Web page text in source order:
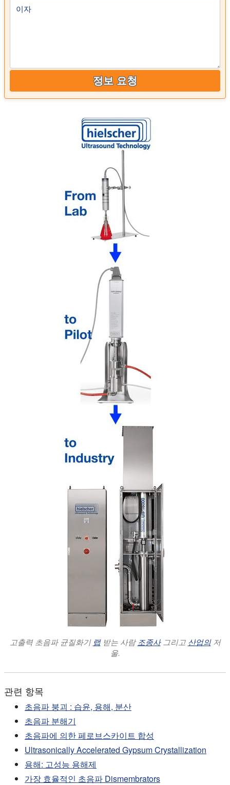
이자
정보 요청
고출력 초음파 균질화기 랩받는 사람조종사그리고 산업의저
울.
관련 항목
초음파 붕괴 : 습윤, 용해, 분산
초음파 분해기
초음파에 의한 페로브스카이트 합성
Ultrasonically Accelerated Gypsum Crystallization
용해: 고성능 용해제
가장 효율적인 초음파 Dismembrators